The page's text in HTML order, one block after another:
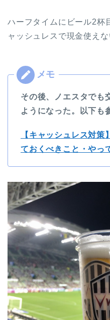
ハーフタイムにビール2杯
ャッシュレスで現金使えな
その後、ノエスタでも
ようになった。以下も
【キャッシュレス対
ておくべきこと・やっ